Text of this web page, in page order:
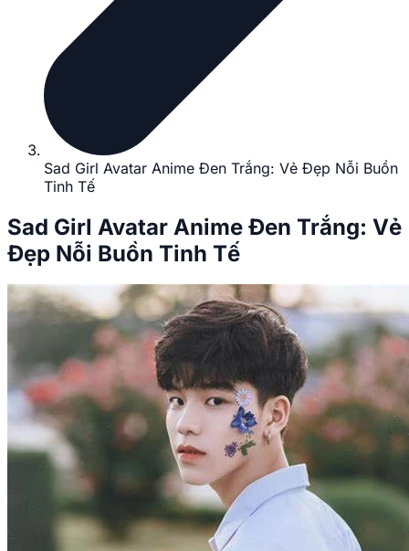
Sad Girl Avatar Anime Đen Trắng: Vẻ Đẹp Nỗi Buồn
Tinh Tế
Sad Girl Avatar Anime Đen Trắng: Vẻ
Đẹp Nỗi Buồn Tinh Tế